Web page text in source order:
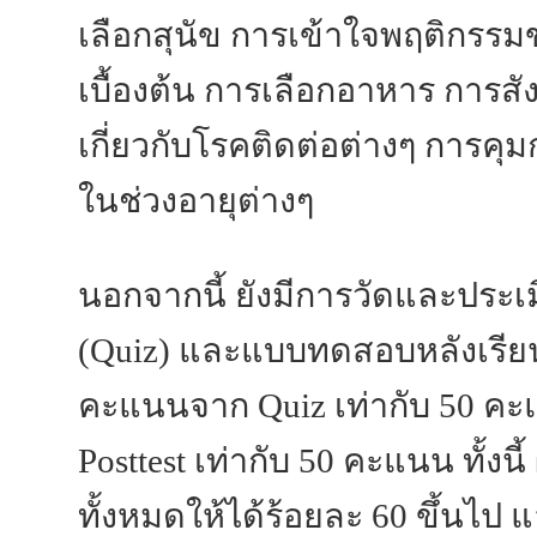
เลือกสุนัข การเข้าใจพฤติกรร
เบื้องต้น การเลือกอาหาร การ
เกี่ยวกับโรคติดต่อต่างๆ การคุ
ในช่วงอายุต่างๆ
นอกจากนี้ ยังมีการวัดและปร
(Quiz) และแบบทดสอบหลังเรีย
คะแนนจาก Quiz เท่ากับ 50 ค
Posttest เท่ากับ 50 คะแนน ทั้ง
ทั้งหมดให้ได้ร้อยละ 60 ขึ้นไป